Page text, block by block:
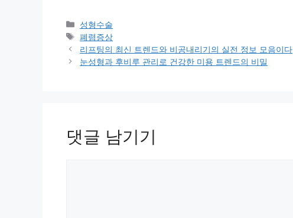
카
테
고
리
성형수술
태
그
폐렴증상
리프팅의 최신 트렌드와 비공내리기의 실전 정보 모음이다
눈성형과 후비루 관리로 건강한 미용 트렌드의 비밀
댓글 남기기